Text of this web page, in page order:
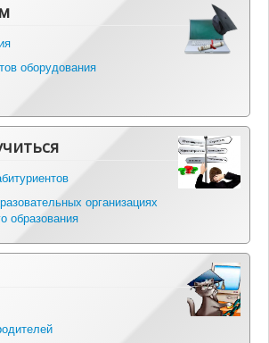
оборудования
организациях
образования